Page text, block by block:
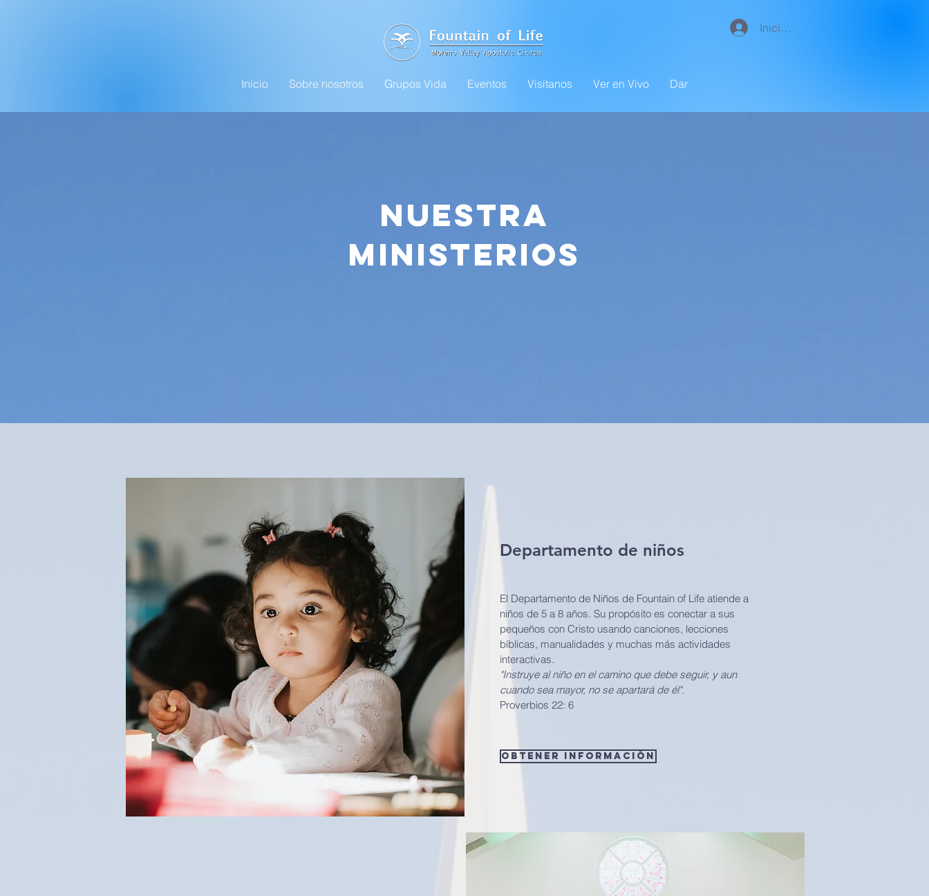
Iniciar sesión
Inicio Sobre nosotros Grupos Vida Eventos Visítanos Ver en Vivo Dar
NUESTRA
MINISTERIOS
Departamento de niños
El Departamento de Niños de Fountain of Life atiende a
niños de 5 a 8 años. Su propósito es conectar a sus
pequeños con Cristo usando canciones, lecciones
bíblicas, manualidades y muchas más actividades
interactivas.
"Instruye al niño en el camino que debe seguir, y aun
cuando sea mayor, no se apartará de él".
Proverbios 22: 6
Obtener información